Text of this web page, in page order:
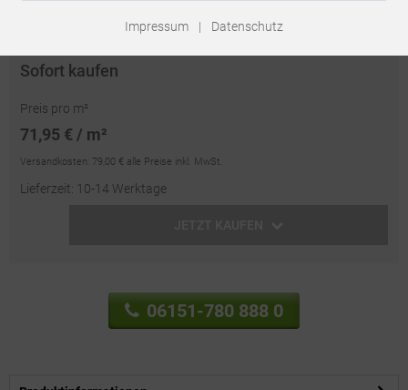
Sofort kaufen
Preis pro m²
71,95 € / m²
Versandkosten: 79,00 € alle Preise inkl. MwSt.
Lieferzeit: 10-14 Werktage
06151-780 888 0
Impressum | Datenschutz